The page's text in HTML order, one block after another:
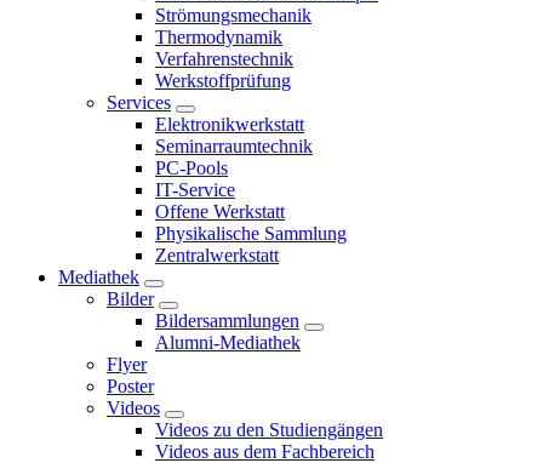
Strömungsmechanik
Thermodynamik
Verfahrenstechnik
Werkstoffprüfung
Services
Elektronikwerkstatt
Seminarraumtechnik
PC-Pools
IT-Service
Offene Werkstatt
Physikalische Sammlung
Zentralwerkstatt
Mediathek
Bilder
Bildersammlungen
Alumni-Mediathek
Flyer
Poster
Videos
Videos zu den Studiengängen
Videos aus dem Fachbereich